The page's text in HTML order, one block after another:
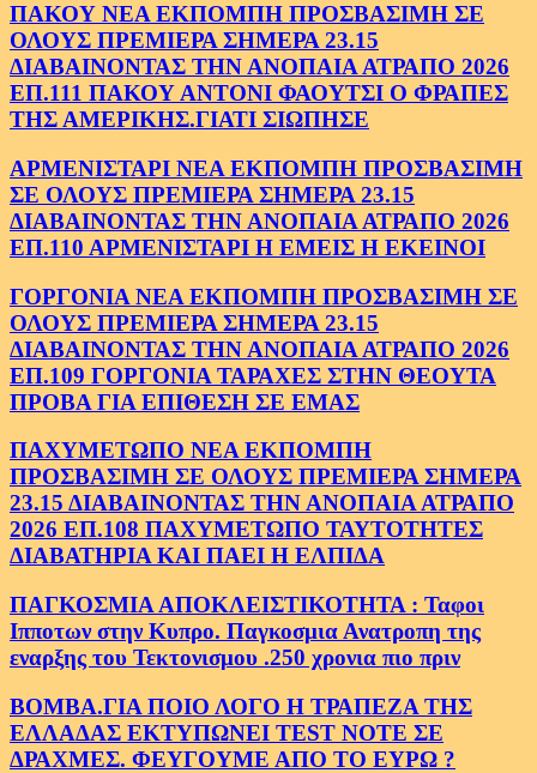
ΠΑΚΟΥ ΝΕΑ ΕΚΠΟΜΠΗ ΠΡΟΣΒΑΣΙΜΗ ΣΕ
ΟΛΟΥΣ ΠΡΕΜΙΕΡΑ ΣΗΜΕΡΑ 23.15
ΔΙΑΒΑΙΝΟΝΤΑΣ ΤΗΝ ΑΝΟΠΑΙΑ ΑΤΡΑΠΟ 2026
ΕΠ.111 ΠΑΚΟΥ ΑΝΤΟΝΙ ΦΑΟΥΤΣΙ Ο ΦΡΑΠΕΣ
ΤΗΣ ΑΜΕΡΙΚΗΣ.ΓΙΑΤΙ ΣΙΩΠΗΣΕ
ΑΡΜΕΝΙΣΤΑΡΙ ΝΕΑ ΕΚΠΟΜΠΗ ΠΡΟΣΒΑΣΙΜΗ
ΣΕ ΟΛΟΥΣ ΠΡΕΜΙΕΡΑ ΣΗΜΕΡΑ 23.15
ΔΙΑΒΑΙΝΟΝΤΑΣ ΤΗΝ ΑΝΟΠΑΙΑ ΑΤΡΑΠΟ 2026
ΕΠ.110 ΑΡΜΕΝΙΣΤΑΡΙ Η ΕΜΕΙΣ Η ΕΚΕΙΝΟΙ
ΓΟΡΓΟΝΙΑ ΝΕΑ ΕΚΠΟΜΠΗ ΠΡΟΣΒΑΣΙΜΗ ΣΕ
ΟΛΟΥΣ ΠΡΕΜΙΕΡΑ ΣΗΜΕΡΑ 23.15
ΔΙΑΒΑΙΝΟΝΤΑΣ ΤΗΝ ΑΝΟΠΑΙΑ ΑΤΡΑΠΟ 2026
ΕΠ.109 ΓΟΡΓΟΝΙΑ ΤΑΡΑΧΕΣ ΣΤΗΝ ΘΕΟΥΤΑ
ΠΡΟΒΑ ΓΙΑ ΕΠΙΘΕΣΗ ΣΕ ΕΜΑΣ
ΠΑΧΥΜΕΤΩΠΟ ΝΕΑ ΕΚΠΟΜΠΗ
ΠΡΟΣΒΑΣΙΜΗ ΣΕ ΟΛΟΥΣ ΠΡΕΜΙΕΡΑ ΣΗΜΕΡΑ
23.15 ΔΙΑΒΑΙΝΟΝΤΑΣ ΤΗΝ ΑΝΟΠΑΙΑ ΑΤΡΑΠΟ
2026 ΕΠ.108 ΠΑΧΥΜΕΤΩΠΟ ΤΑΥΤΟΤΗΤΕΣ
ΔΙΑΒΑΤΗΡΙΑ ΚΑΙ ΠΑΕΙ Η ΕΛΠΙΔΑ
ΠΑΓΚΟΣΜΙΑ ΑΠΟΚΛΕΙΣΤΙΚΟΤΗΤΑ : Ταφοι
Ιπποτων στην Κυπρο. Παγκοσμια Ανατροπη της
εναρξης του Τεκτονισμου .250 χρονια πιο πριν
ΒΟΜΒΑ.ΓΙΑ ΠΟΙΟ ΛΟΓΟ Η ΤΡΑΠΕΖΑ ΤΗΣ
ΕΛΛΑΔΑΣ ΕΚΤΥΠΩΝΕΙ TEST NOTE ΣΕ
ΔΡΑΧΜΕΣ. ΦΕΥΓΟΥΜΕ ΑΠΟ ΤΟ ΕΥΡΩ ?